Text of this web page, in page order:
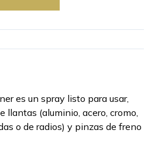
es un spray listo para usar,
llantas (aluminio, acero, cromo,
o de radios) y pinzas de freno